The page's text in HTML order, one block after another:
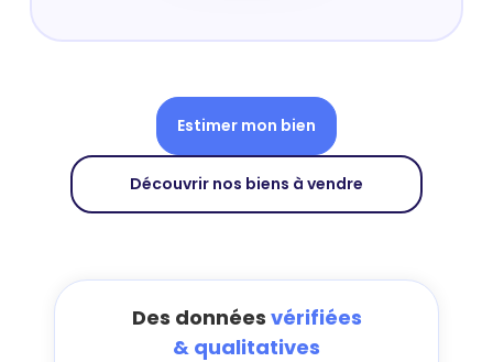
Estimer mon bien
Découvrir nos biens à vendre
Des données vérifiées
& qualitatives